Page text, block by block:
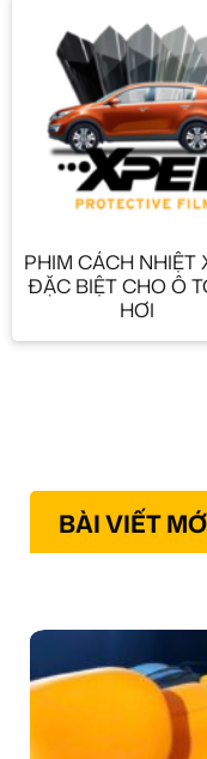
PHIM CÁCH NHIỆT
ĐẶC BIỆT CHO Ô
HƠI
BÀI VIẾT